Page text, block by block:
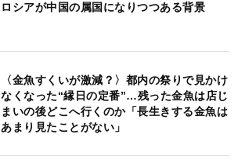
ロシアが中国の属国になりつつある背景
〈金魚すくいが激減？〉都内の祭りで見かけ
なくなった“縁日の定番”…残った金魚は店じ
まいの後どこへ行くのか「長生きする金魚は
あまり見たことがない」